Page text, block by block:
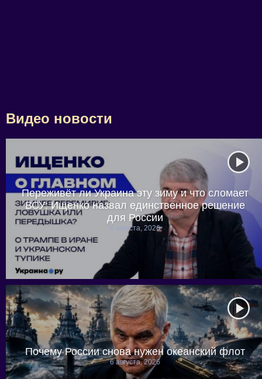
Видео новости
Переживёт ли Украина эту зиму и что сломает
ВСУ: Ищенко назвал единственное решение
для России
6 августа, 2026
Почему России снова нужен океанский флот
6 августа, 2026